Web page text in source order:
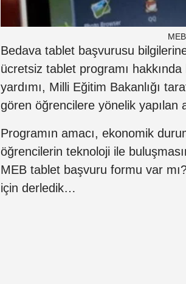
Bedava tablet başvurusu
ücretsiz tablet programı
yardımı, Milli Eğitim Bakanlığı
gören öğrencilere yönelik yapılan
Programın amacı, ekonomik
öğrencilerin teknoloji ile
MEB tablet başvuru formu var
için derledik…